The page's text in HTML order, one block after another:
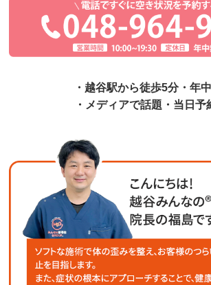
・越谷駅から徒歩5分・年
・メディアで話題・当日予